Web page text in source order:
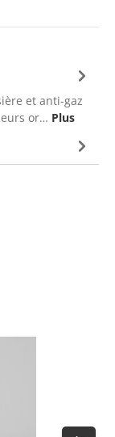
et anti-gaz
or… Plus